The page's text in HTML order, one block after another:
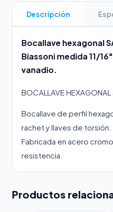
Descripción
Bocallave hexagonal
Biassoni medida 11/
vanadio.
BOCALLAVE HEXAGONAL
Bocallave de perfil
rachet y llaves de torsión.
Fabricada en acero
resistencia.
Productos